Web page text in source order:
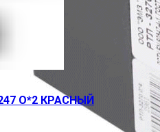
О*2 КРАСНЫЙ